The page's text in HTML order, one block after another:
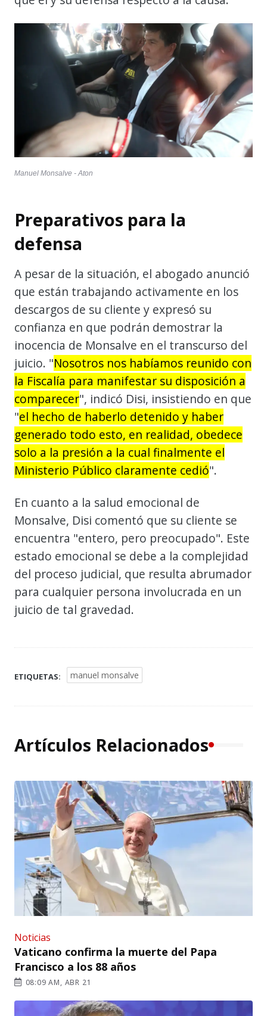
Manuel Monsalve - Aton
Preparativos para la
defensa
A pesar de la situación, el abogado anunció
que están trabajando activamente en los
descargos de su cliente y expresó su
confianza en que podrán demostrar la
inocencia de Monsalve en el transcurso del
juicio. "Nosotros nos habíamos reunido con
la Fiscalía para manifestar su disposición a
comparecer", indicó Disi, insistiendo en que
"el hecho de haberlo detenido y haber
generado todo esto, en realidad, obedece
solo a la presión a la cual finalmente el
Ministerio Público claramente cedió".
En cuanto a la salud emocional de
Monsalve, Disi comentó que su cliente se
encuentra "entero, pero preocupado". Este
estado emocional se debe a la complejidad
del proceso judicial, que resulta abrumador
para cualquier persona involucrada en un
juicio de tal gravedad.
ETIQUETAS: manuel monsalve
Artículos Relacionados
Noticias
Vaticano confirma la muerte del Papa
Francisco a los 88 años
08:09 AM, ABR 21